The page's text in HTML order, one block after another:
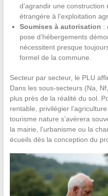
d’agrandir une
étrangère à l’exploitation
Soumises à autorisation :
pose d’hébergements
nécessitent presque
formel de la commune.
Secteur par secteur, le PLU
Dans les sous-secteurs (Na,
plus près de la réalité du sol.
rentable, privilégier
tourisme nature s’avèrera
la mairie, l’urbanisme ou la
écueils dès la conception du